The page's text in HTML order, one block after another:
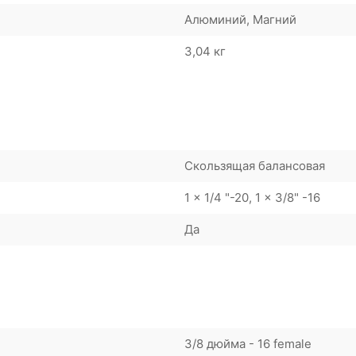
Алюминий, Магний
3,04 кг
Скользящая балансовая
1 x 1/4 "-20, 1 x 3/8" -16
Да
3/8 дюйма - 16 female